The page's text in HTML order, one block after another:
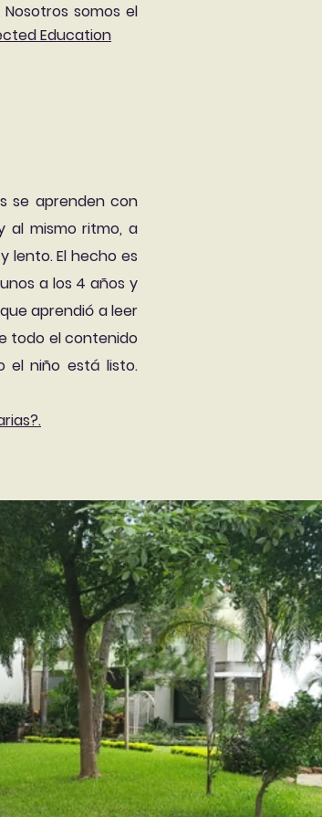
somos el
Education
se aprenden con
al mismo ritmo, a
lento. El hecho es
a los 4 años y
aprendió a leer
todo el contenido
el niño está listo.